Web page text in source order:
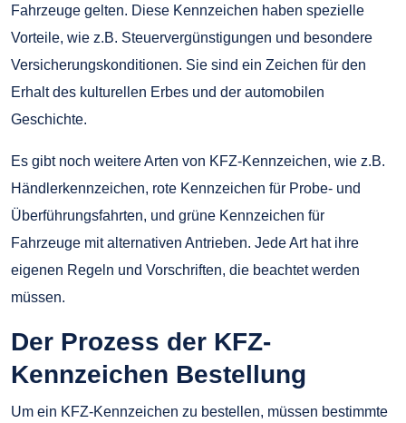
Fahrzeuge gelten. Diese Kennzeichen haben spezielle
Vorteile, wie z.B. Steuervergünstigungen und besondere
Versicherungskonditionen. Sie sind ein Zeichen für den
Erhalt des kulturellen Erbes und der automobilen
Geschichte.
Es gibt noch weitere Arten von KFZ-Kennzeichen, wie z.B.
Händlerkennzeichen, rote Kennzeichen für Probe- und
Überführungsfahrten, und grüne Kennzeichen für
Fahrzeuge mit alternativen Antrieben. Jede Art hat ihre
eigenen Regeln und Vorschriften, die beachtet werden
müssen.
Der Prozess der KFZ-
Kennzeichen Bestellung
Um ein KFZ-Kennzeichen zu bestellen, müssen bestimmte